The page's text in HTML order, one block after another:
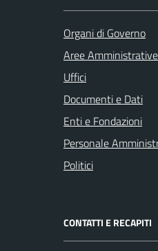
Organi di Governo
Aree Amministrative
Uffici
Documenti e Dati
Enti e Fondazioni
Personale
Politici
CONTATTI E RECAPITI